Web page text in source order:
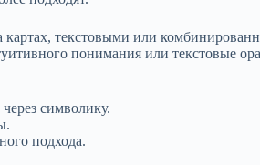
текстовыми или
понимания или текстовые
символику.
подхода.